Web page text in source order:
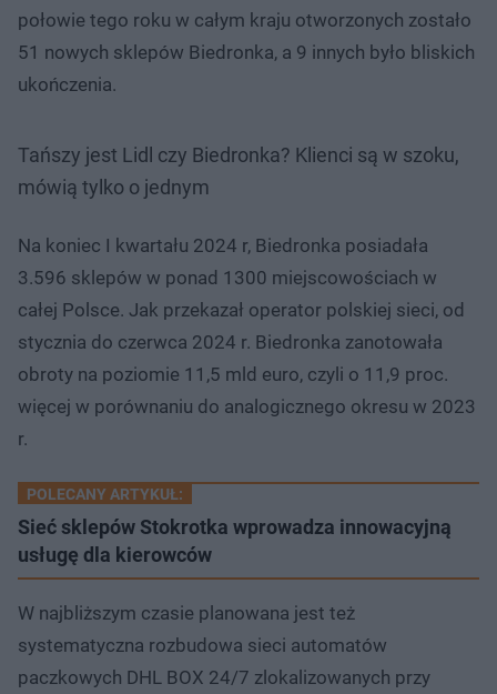
połowie tego roku w całym kraju otworzonych zostało
51 nowych sklepów Biedronka, a 9 innych było bliskich
ukończenia.
Tańszy jest Lidl czy Biedronka? Klienci są w szoku,
mówią tylko o jednym
Na koniec I kwartału 2024 r, Biedronka posiadała
3.596 sklepów w ponad 1300 miejscowościach w
całej Polsce. Jak przekazał operator polskiej sieci, od
stycznia do czerwca 2024 r. Biedronka zanotowała
obroty na poziomie 11,5 mld euro, czyli o 11,9 proc.
więcej w porównaniu do analogicznego okresu w 2023
r.
POLECANY ARTYKUŁ:
Sieć sklepów Stokrotka wprowadza innowacyjną
usługę dla kierowców
W najbliższym czasie planowana jest też
systematyczna rozbudowa sieci automatów
paczkowych DHL BOX 24/7 zlokalizowanych przy